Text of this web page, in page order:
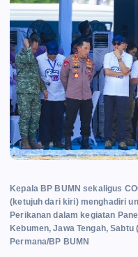
Kepala BP BUMN sekaligus
(ketujuh dari kiri) menghadiri
Perikanan dalam kegiatan
Kebumen, Jawa Tengah,
Permana/BP BUMN